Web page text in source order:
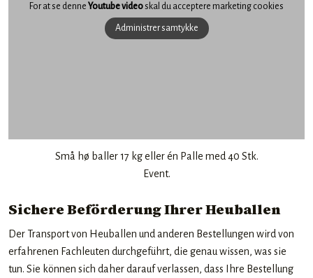
For at se denne Youtube videoskal du acceptere marketing cookies
Administrer samtykke
​Små hø baller 17 kg eller én Palle med 40 Stk.
Event.
Sichere Beförderung Ihrer Heuballen
Der Transport von Heuballen und anderen Bestellungen wird von
erfahrenen Fachleuten durchgeführt, die genau wissen, was sie
tun. Sie können sich daher darauf verlassen, dass Ihre Bestellung